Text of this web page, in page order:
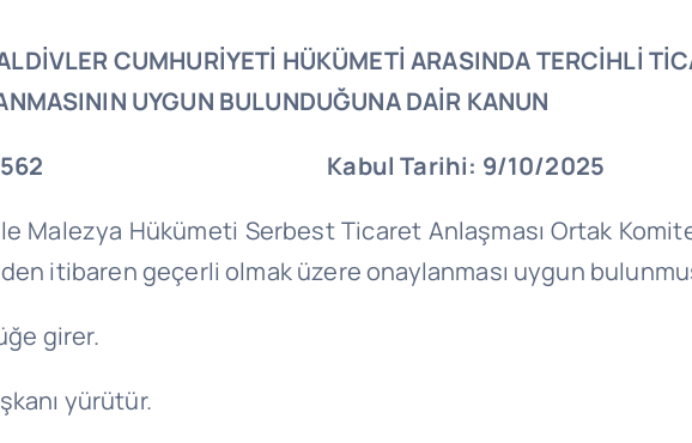
CUMHURİYETİ HÜKÜMETİ ARASINDA TERCİHLİ
UYGUN BULUNDUĞUNA DAİR KANUN
7562 Kabul Tarihi: 9/10/2025
Malezya Hükümeti Serbest Ticaret Anlaşması Ortak
itibaren geçerli olmak üzere onaylanması uygun
girer.
yürütür.